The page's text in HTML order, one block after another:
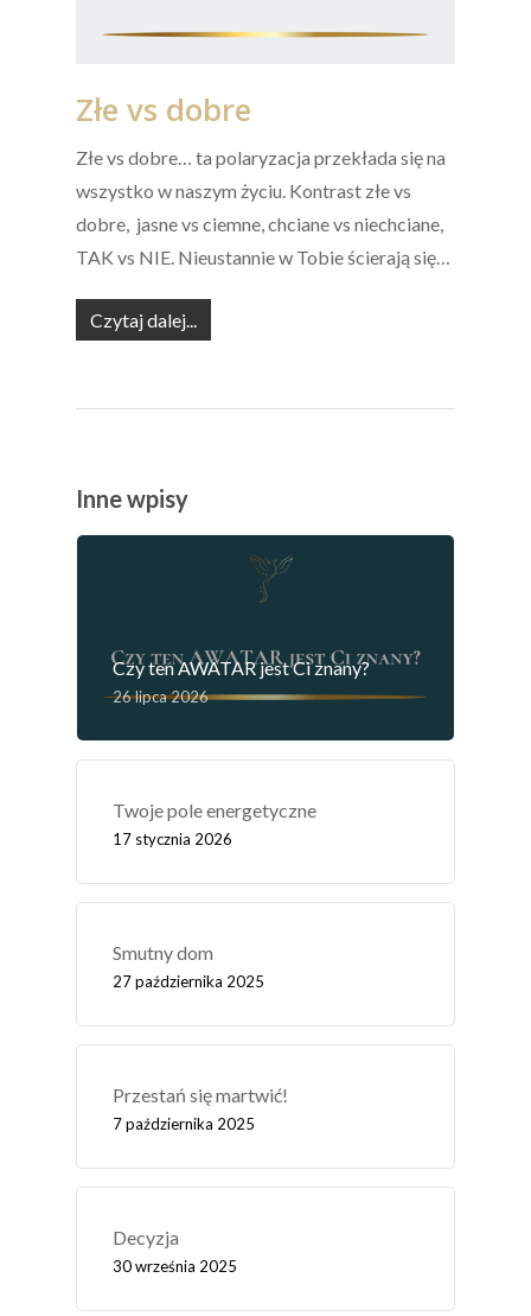
Złe vs dobre
Złe vs dobre… ta polaryzacja przekłada się na
wszystko w naszym życiu. Kontrast złe vs
dobre, jasne vs ciemne, chciane vs niechciane,
TAK vs NIE. Nieustannie w Tobie ścierają się…
Czytaj dalej...
Inne wpisy
Czy ten AWATAR jest Ci znany?
26 lipca 2026
Twoje pole energetyczne
17 stycznia 2026
Smutny dom
27 października 2025
Przestań się martwić!
7 października 2025
Decyzja
30 września 2025